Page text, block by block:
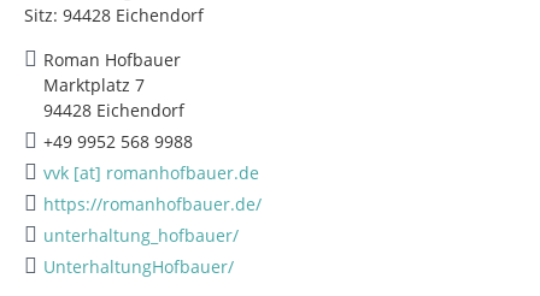
Sitz: 94428 Eichendorf
Roman Hofbauer
Marktplatz 7
94428 Eichendorf
+49 9952 568 9988
vvk [at] romanhofbauer.de
https://romanhofbauer.de/
unterhaltung_hofbauer/
UnterhaltungHofbauer/